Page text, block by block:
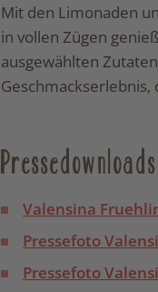
Mit den Limonaden
in vollen Zügen
ausgewählten
Pressedownloads
Valensina
Pressefoto
Pressefoto